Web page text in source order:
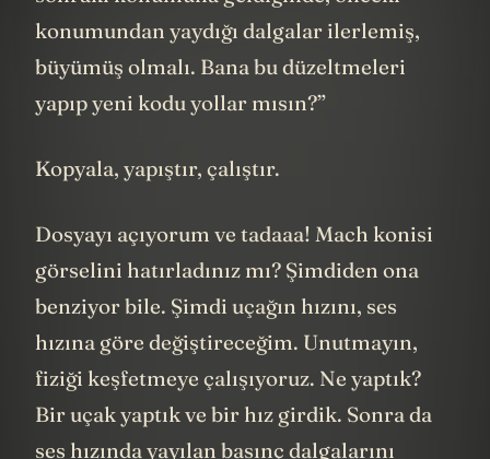
sonraki konumuna geldiğinde, önceki
konumundan yaydığı dalgalar ilerlemiş,
büyümüş olmalı. Bana bu düzeltmeleri
Dosyayı açıyorum ve tadaaa! Mach konisi
görselini hatırladınız mı? Şimdiden ona
benziyor bile. Şimdi uçağın hızını, ses
hızına göre değiştireceğim. Unutmayın,
fiziği keşfetmeye çalışıyoruz. Ne yaptık?
Bir uçak yaptık ve bir hız girdik. Sonra da